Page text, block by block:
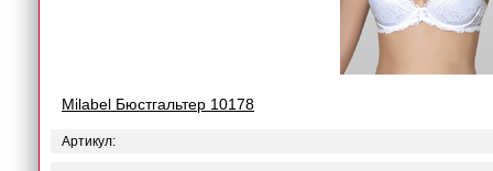
Milabel Бюстгальтер 10178
Артикул: